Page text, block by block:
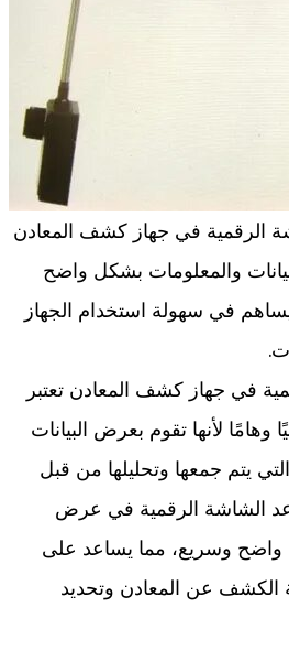
الرقمية في جهاز كشف المعادن
والمعلومات بشكل واضح
في سهولة استخدام الجهاز
في جهاز كشف المعادن تعتبر
وهامًا لأنها تقوم بعرض البيانات
يتم جمعها وتحليلها من قبل
الشاشة الرقمية في عرض
واضح وسريع، مما يساعد على
الكشف عن المعادن وتحديد